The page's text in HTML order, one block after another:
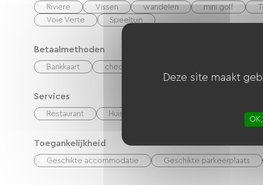
Riviere Vissen wandelen mini golf
Voie Verte
Speeltuin
Betaalmethoden
Bankkaart checks
Services
Restaurant Huisdieren toegelaten
Toegankelijkheid
Geschikte accommodatie Geschikte parkeerplaats
Deze site maakt